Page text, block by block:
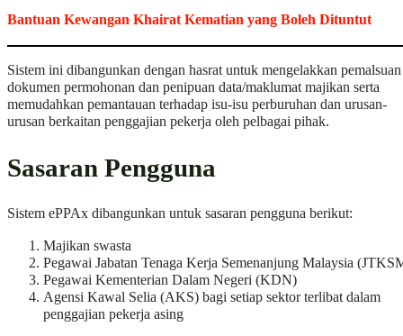
Bantuan Kewangan Khairat Kematian yang Boleh Dituntut
Sistem ini dibangunkan dengan hasrat untuk mengelakkan pemalsuan
dokumen permohonan dan penipuan data/maklumat majikan serta
memudahkan pemantauan terhadap isu-isu perburuhan dan urusan-
urusan berkaitan penggajian pekerja oleh pelbagai pihak.
Sasaran Pengguna
Sistem ePPAx dibangunkan untuk sasaran pengguna berikut:
Majikan swasta
Pegawai Jabatan Tenaga Kerja Semenanjung Malaysia
Pegawai Kementerian Dalam Negeri (KDN)
Agensi Kawal Selia (AKS) bagi setiap sektor terlibat dalam
penggajian pekerja asing